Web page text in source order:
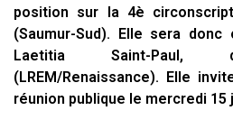
position sur la 4è
(Saumur-Sud). Elle sera
Laetitia Saint-Paul,
(LREM/Renaissance). Elle
réunion publique le mercredi 15